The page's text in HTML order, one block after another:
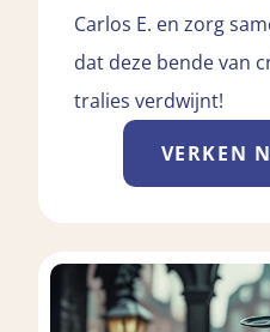
Carlos E. en zorg
dat deze bende van
tralies verdwijnt!
VERKEN